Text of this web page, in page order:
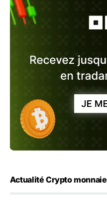
Actualité Crypto monnaie